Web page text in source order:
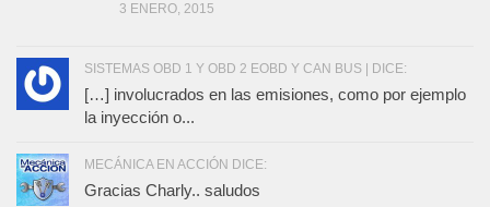
3 ENERO, 2015
SISTEMAS OBD 1 Y OBD 2 EOBD Y CAN BUS | DICE:
[…] involucrados en las emisiones, como por ejemplo
la inyección o...
MECÁNICA EN ACCIÓN DICE:
Gracias Charly.. saludos